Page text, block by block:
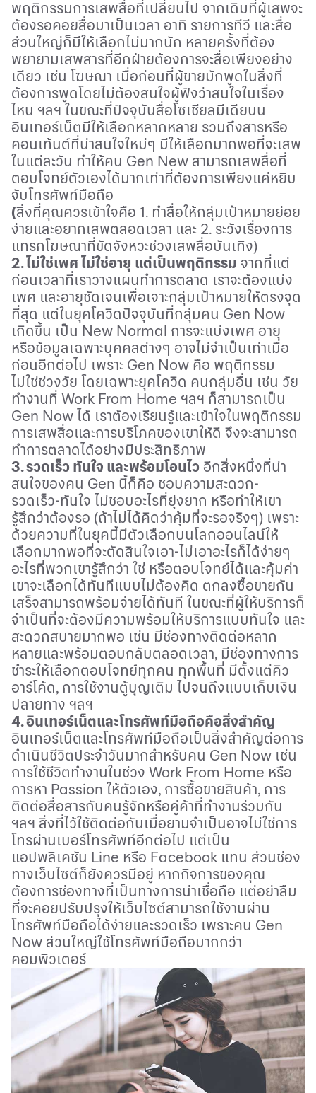
พฤติกรรมการเสพสื่อที่เปลี่ยนไป จากเดิมที่ผู้เสพจะ
ต้องรอคอยสื่อมาเป็นเวลา อาทิ รายการทีวี และสื่อ
ส่วนใหญ่ก็มีให้เลือกไม่มากนัก หลายครั้งที่ต้อง
พยายามเสพสารที่อีกฝ่ายต้องการจะสื่อเพียงอย่าง
เดียว เช่น โฆษณา เมื่อก่อนที่ผู้ขายมักพูดในสิ่งที่
ต้องการพูดโดยไม่ต้องสนใจผู้ฟังว่าสนใจในเรื่อง
ไหน ฯลฯ ในขณะที่ปัจจุบันสื่อโซเชียลมีเดียบน
อินเทอร์เน็ตมีให้เลือกหลากหลาย รวมถึงสารหรือ
คอนเท้นต์ที่น่าสนใจใหม่ๆ มีให้เลือกมากพอที่จะเสพ
ในแต่ละวัน ทำให้คน Gen New สามารถเสพสื่อที่
ตอบโจทย์ตัวเองได้มากเท่าที่ต้องการเพียงแค่หยิบ
จับโทรศัพท์มือถือ
(สิ่งที่คุณควรเข้าใจคือ 1. ทำสื่อให้กลุ่มเป้าหมายย่อย
ง่ายและอยากเสพตลอดเวลา และ 2. ระวังเรื่องการ
แทรกโฆษณาที่ขัดจังหวะช่วงเสพสื่อบันเทิง)
2. ไม่ใช่เพศ ไม่ใช่อายุ แต่เป็นพฤติกรรม จากที่แต่
ก่อนเวลาที่เราวางแผนทำการตลาด เราจะต้องแบ่ง
เพศ และอายุชัดเจนเพื่อเจาะกลุ่มเป้าหมายให้ตรงจุด
ที่สุด แต่ในยุคโควิดปัจจุบันที่กลุ่มคน Gen Now
เกิดขึ้น เป็น New Normal การจะแบ่งเพศ อายุ
หรือข้อมูลเฉพาะบุคคลต่างๆ อาจไม่จำเป็นเท่าเมื่อ
ก่อนอีกต่อไป เพราะ Gen Now คือ พฤติกรรม
ไม่ใช่ช่วงวัย โดยเฉพาะยุคโควิด คนกลุ่มอื่น เช่น วัย
ทำงานที่ Work From Home ฯลฯ ก็สามารถเป็น
Gen Now ได้ เราต้องเรียนรู้และเข้าใจในพฤติกรรม
การเสพสื่อและการบริโภคของเขาให้ดี จึงจะสามารถ
ทำการตลาดได้อย่างมีประสิทธิภาพ
3. รวดเร็ว ทันใจ และพร้อมโอนไว อีกสิ่งหนึ่งที่น่า
สนใจของคน Gen นี้ก็คือ ชอบความสะดวก-
รวดเร็ว-ทันใจ ไม่ชอบอะไรที่ยุ่งยาก หรือทำให้เขา
รู้สึกว่าต้องรอ (ถ้าไม่ได้คิดว่าคุ้มที่จะรอจริงๆ) เพราะ
ด้วยความที่ในยุคนี้มีตัวเลือกบนโลกออนไลน์ให้
เลือกมากพอที่จะตัดสินใจเอา-ไม่เอาอะไรก็ได้ง่ายๆ
อะไรที่พวกเขารู้สึกว่า ใช่ หรือตอบโจทย์ได้และคุ้มค่า
เขาจะเลือกได้ทันทีแบบไม่ต้องคิด ตกลงซื้อขายกัน
เสร็จสามารถพร้อมจ่ายได้ทันที ในขณะที่ผู้ให้บริการก็
จำเป็นที่จะต้องมีความพร้อมให้บริการแบบทันใจ และ
สะดวกสบายมากพอ เช่น มีช่องทางติดต่อหลาก
หลายและพร้อมตอบกลับตลอดเวลา, มีช่องทางการ
ชำระให้เลือกตอบโจทย์ทุกคน ทุกพื้นที่ มีตั้งแต่คิว
อาร์โค้ด, การใช้งานตู้บุญเติม ไปจนถึงแบบเก็บเงิน
ปลายทาง ฯลฯ
4. อินเทอร์เน็ตและโทรศัพท์มือถือคือสิ่งสำคัญ
อินเทอร์เน็ตและโทรศัพท์มือถือเป็นสิ่งสำคัญต่อการ
ดำเนินชีวิตประจำวันมากสำหรับคน Gen Now เช่น
การใช้ชีวิตทำงานในช่วง Work From Home หรือ
การหา Passion ให้ตัวเอง, การซื้อขายสินค้า, การ
ติดต่อสื่อสารกับคนรู้จักหรือคู่ค้าที่ทำงานร่วมกัน
ฯลฯ สิ่งที่ไว้ใช้ติดต่อกันเมื่อยามจำเป็นอาจไม่ใช่การ
โทรผ่านเบอร์โทรศัพท์อีกต่อไป แต่เป็น
แอปพลิเคชัน Line หรือ Facebook แทน ส่วนช่อง
ทางเว็บไซต์ก็ยังควรมีอยู่ หากกิจการของคุณ
ต้องการช่องทางที่เป็นทางการน่าเชื่อถือ แต่อย่าลืม
ที่จะคอยปรับปรุงให้เว็บไซต์สามารถใช้งานผ่าน
โทรศัพท์มือถือได้ง่ายและรวดเร็ว เพราะคน Gen
Now ส่วนใหญ่ใช้โทรศัพท์มือถือมากกว่า
คอมพิวเตอร์